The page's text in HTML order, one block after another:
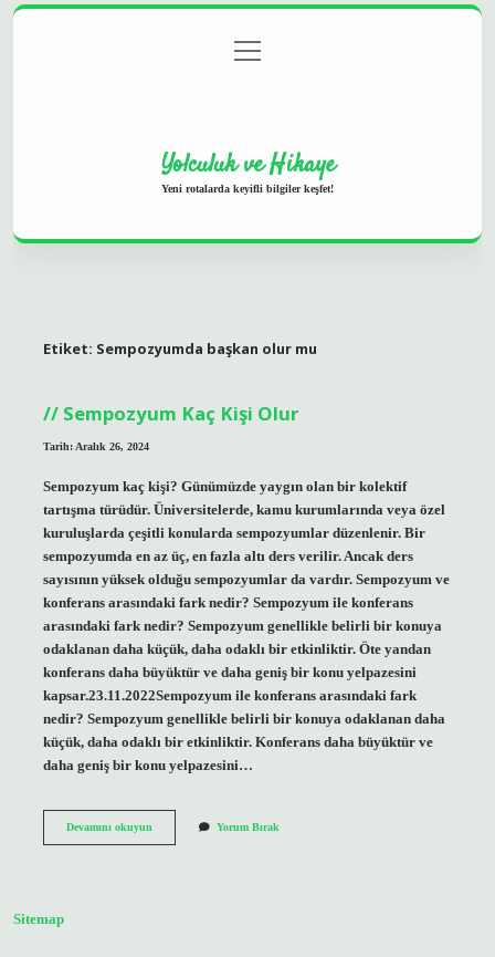
Gizlilik Politikası
menüyü
aç
Yolculuk ve Hikaye
Yeni rotalarda keyifli bilgiler keşfet!
Etiket: Sempozyumda başkan olur mu
Sempozyum Kaç Kişi Olur
Tarih: Aralık 26, 2024
Sempozyum kaç kişi? Günümüzde yaygın olan bir kolektif
tartışma türüdür. Üniversitelerde, kamu kurumlarında veya özel
kuruluşlarda çeşitli konularda sempozyumlar düzenlenir. Bir
sempozyumda en az üç, en fazla altı ders verilir. Ancak ders
sayısının yüksek olduğu sempozyumlar da vardır. Sempozyum ve
konferans arasındaki fark nedir? Sempozyum ile konferans
arasındaki fark nedir? Sempozyum genellikle belirli bir konuya
odaklanan daha küçük, daha odaklı bir etkinliktir. Öte yandan
konferans daha büyüktür ve daha geniş bir konu yelpazesini
kapsar.23.11.2022Sempozyum ile konferans arasındaki fark
nedir? Sempozyum genellikle belirli bir konuya odaklanan daha
küçük, daha odaklı bir etkinliktir. Konferans daha büyüktür ve
daha geniş bir konu yelpazesini…
Devamını okuyunSempozyum
Yorum Bırak
Sitemap